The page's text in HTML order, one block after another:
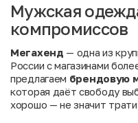
Мужская
компромиссов
Мегахенд — одна из
России с магазинами
предлагаем брендовую
которая даёт свободу
хорошо — не значит